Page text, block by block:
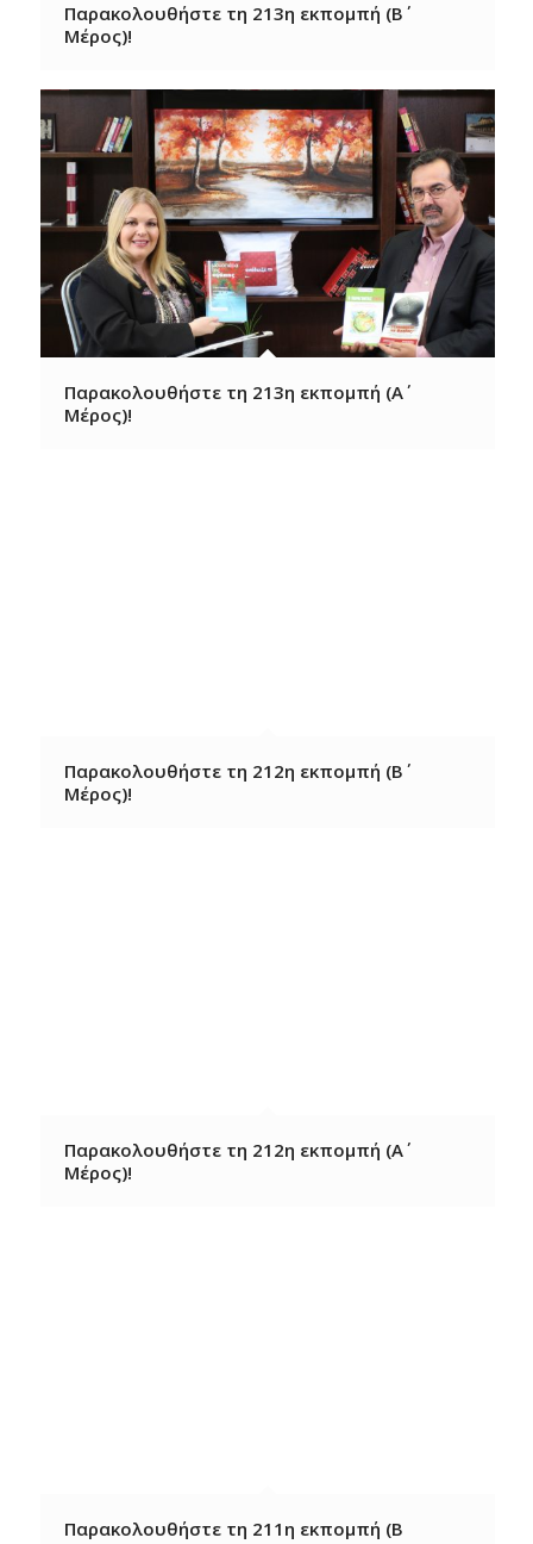
Παρακολουθήστε τη 213η εκπομπή (Β΄
Μέρος)!
Παρακολουθήστε τη 213η εκπομπή (A΄
Μέρος)!
Παρακολουθήστε τη 212η εκπομπή (Β΄
Μέρος)!
Παρακολουθήστε τη 212η εκπομπή (A΄
Μέρος)!
Παρακολουθήστε τη 211η εκπομπή (B